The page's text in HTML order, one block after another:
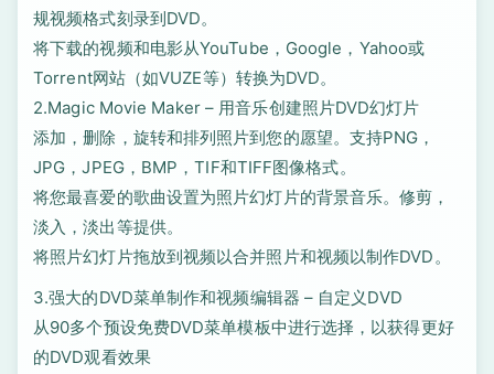
规视频格式刻录到DVD。
将下载的视频和电影从YouTube，Google，Yahoo或
Torrent网站（如VUZE等）转换为DVD。
2.Magic Movie Maker – 用音乐创建照片DVD幻灯片
添加，删除，旋转和排列照片到您的愿望。支持PNG，
JPG，JPEG，BMP，TIF和TIFF图像格式。
将您最喜爱的歌曲设置为照片幻灯片的背景音乐。修剪，
淡入，淡出等提供。
将照片幻灯片拖放到视频以合并照片和视频以制作DVD。
3.强大的DVD菜单制作和视频编辑器 – 自定义DVD
从90多个预设免费DVD菜单模板中进行选择，以获得更好
的DVD观看效果